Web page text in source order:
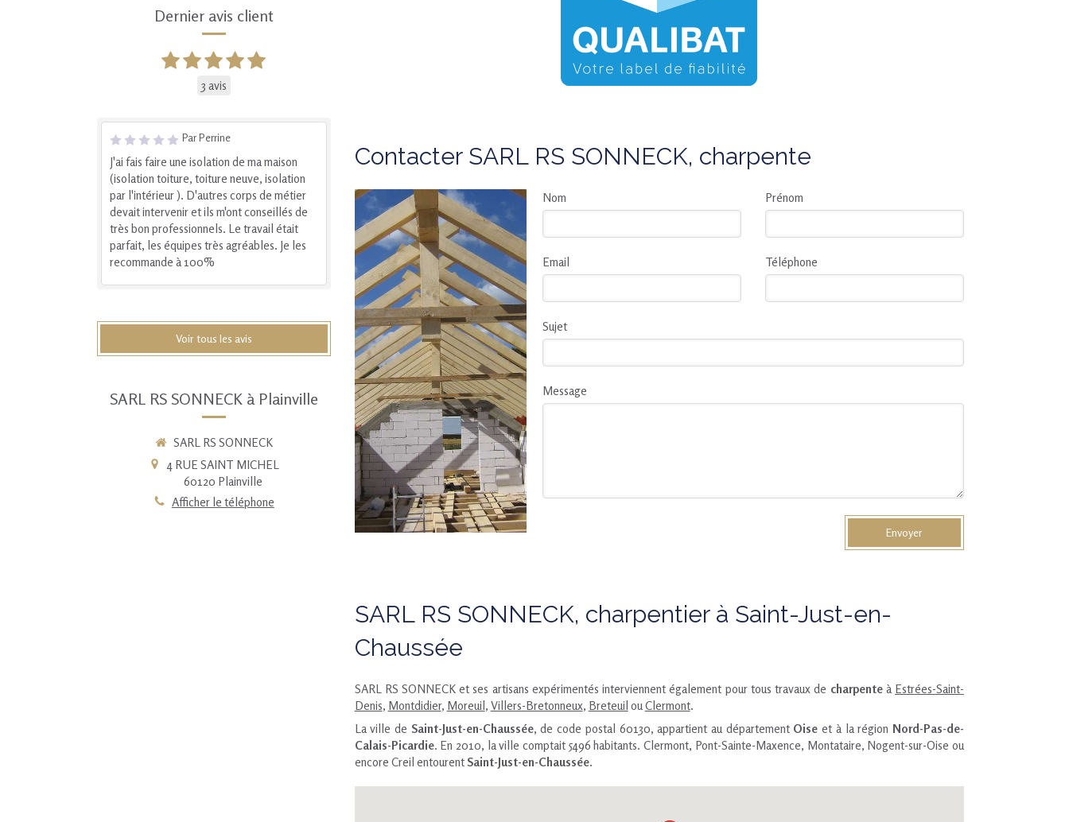
Contacter SARL RS SONNECK, charpente
Nom Prénom
Email Téléphone
Sujet
Message
Envoyer
SARL RS SONNECK, charpentier à Saint-Just-en-
Chaussée
SARL RS SONNECK et ses artisans expérimentés interviennent également pour tous travaux de charpenteà Estrées-Saint-
Denis, Montdidier, Moreuil, Villers-Bretonneux, Breteuil ouClermont.
La ville de Saint-Just-en-Chaussée, de code postal 60130, appartient au département Oise et à la région Nord-Pas-de-
Calais-Picardie. En 2010, la ville comptait 5496 habitants. Clermont, Pont-Sainte-Maxence, Montataire, Nogent-sur-Oise ou
encore Creil entourent Saint-Just-en-Chaussée.
Dernier avis client
3 avis
Par Perrine
J'ai fais faire une isolation de ma maison
(isolation toiture, toiture neuve, isolation
par l'intérieur ). D'autres corps de métier
devait intervenir et ils m'ont conseillés de
très bon professionnels. Le travail était
parfait, les équipes très agréables. Je les
recommande à 100%
Voir tous les avis
SARL RS SONNECK à Plainville
SARL RS SONNECK
4 RUE SAINT MICHEL
60120 Plainville
Afficher le téléphone